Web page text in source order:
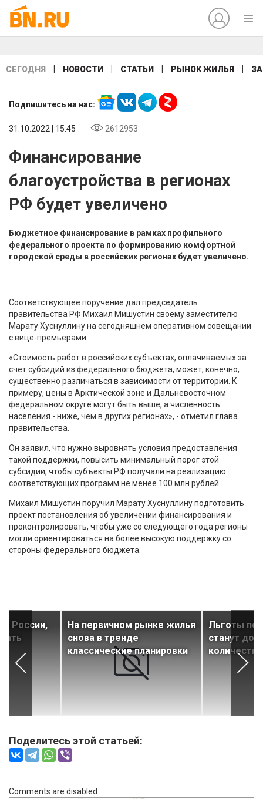
СЕГОДНЯ НОВОСТИ СТАТЬИ РЫНОК ЖИЛЬЯ
Подпишитесь на нас:
31.10.2022 | 15:45 2612953
Финансирование
благоустройства в регионах
РФ будет увеличено
Бюджетное финансирование в рамках профильного
федерального проекта по формированию комфортной
городской среды в российских регионах будет увеличено.
Соответствующее поручение дал председатель
правительства РФ Михаил Мишустин своему заместителю
Марату Хуснуллину на сегодняшнем оперативном совещании
с вице-премьерами.
«Стоимость работ в российских субъектах, оплачиваемых за
счёт субсидий из федерального бюджета, может, конечно,
существенно различаться в зависимости от территории. К
примеру, цены в Арктической зоне и Дальневосточном
федеральном округе могут быть выше, а численность
населения - ниже, чем в других регионах», - отметил глава
правительства.
Он заявил, что нужно выровнять условия предоставления
такой поддержки, повысить минимальный порог этой
субсидии, чтобы субъекты РФ получали на реализацию
соответствующих программ не менее 100 млн рублей.
Михаил Мишустин поручил Марату Хуснуллину подготовить
проект постановления об увеличении финансирования и
проконтролировать, чтобы уже со следующего года регионы
могли ориентироваться на более высокую поддержку со
стороны федерального бюджета.
России,
На первичном рынке жилья
снова в тренде
классические планировки
Льготы по
станут
Поделитесь этой статьей:
Comments are disabled